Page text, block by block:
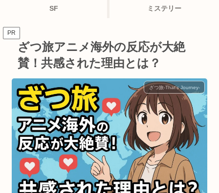
SF ミステリー
PR
ざつ旅アニメ海外の反応が大絶
賛！共感された理由とは？
ざつ旅-That's Journey-